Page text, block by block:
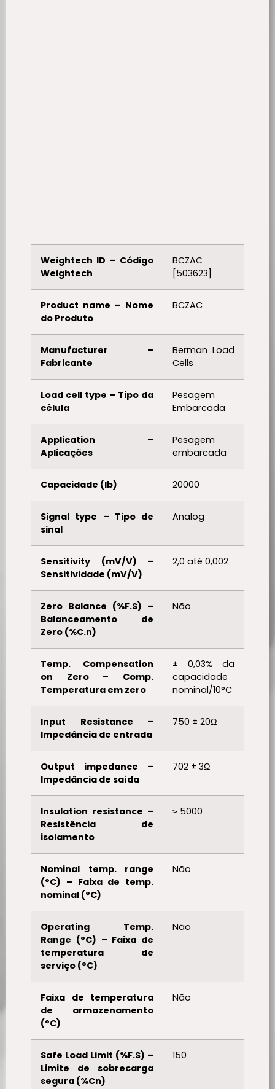
Weightech ID – Código
Weightech
BCZAC
[503623]
Product name – Nome
do Produto
BCZAC
Manufacturer –
Fabricante
Berman Load
Cells
Load cell type – Tipo da
célula
Pesagem
Embarcada
Application –
Aplicações
Pesagem
embarcada
Capacidade (lb) 20000
Signal type – Tipo de
sinal
Analog
Sensitivity (mV/V) –
Sensitividade (mV/V)
2,0 até 0,002
Zero Balance (%F.S) –
Balanceamento de
Zero (%C.n)
Não
Temp. Compensation
on Zero – Comp.
Temperatura em zero
± 0,03% da
capacidade
nominal/10°C
Input Resistance –
Impedância de entrada
750 ± 20Ω
Output impedance –
Impedância de saída
702 ± 3Ω
Insulation resistance –
Resistência de
isolamento
≥ 5000
Nominal temp. range
(°C) – Faixa de temp.
nominal (°C)
Não
Operating Temp.
Range (°C) – Faixa de
temperatura de
serviço (°C)
Não
Faixa de temperatura
de armazenamento
(°C)
Não
Safe Load Limit (%F.S) –
Limite de sobrecarga
segura (%Cn)
150